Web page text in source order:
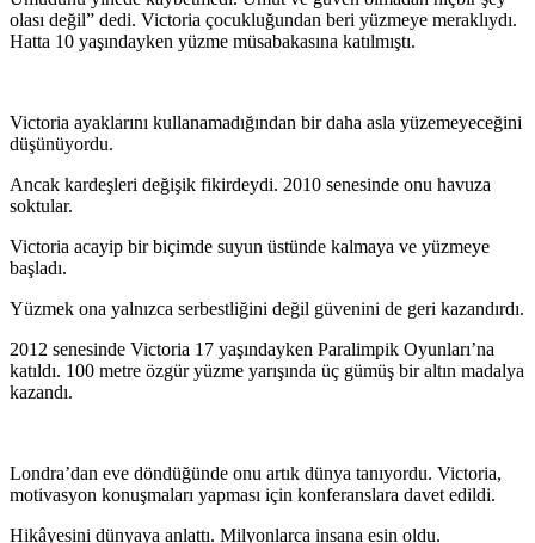
olası değil” dedi. Victoria çocukluğundan beri yüzmeye meraklıydı.
Hatta 10 yaşındayken yüzme müsabakasına katılmıştı.
Victoria ayaklarını kullanamadığından bir daha asla yüzemeyeceğini
düşünüyordu.
Ancak kardeşleri değişik fikirdeydi. 2010 senesinde onu havuza
soktular.
Victoria acayip bir biçimde suyun üstünde kalmaya ve yüzmeye
başladı.
Yüzmek ona yalnızca serbestliğini değil güvenini de geri kazandırdı.
2012 senesinde Victoria 17 yaşındayken Paralimpik Oyunları’na
katıldı. 100 metre özgür yüzme yarışında üç gümüş bir altın madalya
kazandı.
Londra’dan eve döndüğünde onu artık dünya tanıyordu. Victoria,
motivasyon konuşmaları yapması için konferanslara davet edildi.
Hikâyesini dünyaya anlattı. Milyonlarca insana esin oldu.